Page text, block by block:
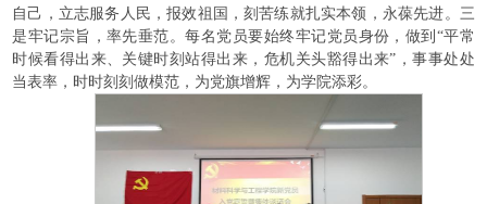
自己，立志服务人民，报效祖国，刻苦练就扎实本领，永葆先进。三
是牢记宗旨，率先垂范。每名党员要始终牢记党员身份，做到“平常
时候看得出来、关键时刻站得出来，危机关头豁得出来”，事事处处
当表率，时时刻刻做模范，为党旗增辉，为学院添彩。